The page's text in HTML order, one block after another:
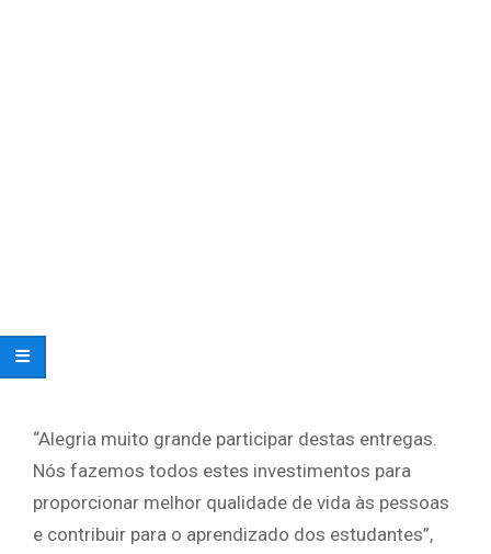
“Alegria muito grande participar destas entregas.
Nós fazemos todos estes investimentos para
proporcionar melhor qualidade de vida às pessoas
e contribuir para o aprendizado dos estudantes”,